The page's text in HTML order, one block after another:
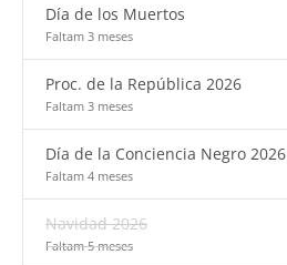
Día de los Muertos
Faltam 3 meses
Proc. de la República 2026
Faltam 3 meses
Día de la Conciencia Negro 2026
Faltam 4 meses
Navidad 2026
Faltam 5 meses